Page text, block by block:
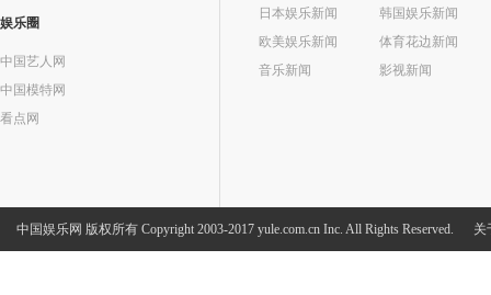
娱乐圈
中国艺人网
中国模特网
看点网
日本娱乐新闻
韩国娱乐新闻
欧美娱乐新闻
体育花边新闻
音乐新闻
影视新闻
中国娱乐网 版权所有 Copyright 2003-2017 yule.com.cn Inc. All Rights Reserved. 关